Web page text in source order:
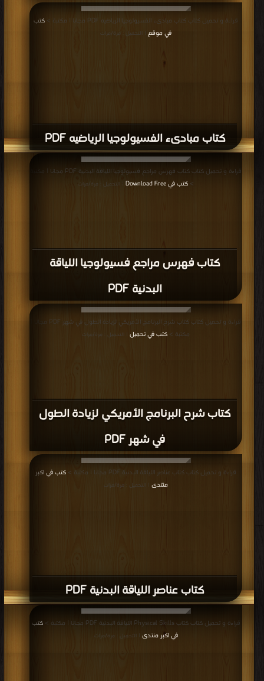
كتاب مبادىء الفسيولوجيا الرياضيه PDF
قراءة و تحميل كتاب كتاب مبادىء الفسيولوجيا الرياضيه PDF مجانا | مكتبة >
كتب
في موقع
| التحميل : مرة/مرات
كتاب فهرس مراجع فسيولوجيا اللياقة
البدنية PDF
قراءة و تحميل كتاب كتاب فهرس مراجع فسيولوجيا اللياقة البدنية PDF مجانا | مكتبة
> كتب في Download Free | التحميل : مرة/مرات
كتاب شرح البرنامج الأمريكي لزيادة الطول
في شهر PDF
قراءة و تحميل كتاب كتاب شرح البرنامج الأمريكي لزيادة الطول في شهر PDF مجانا |
مكتبة > كتب في تحميل | التحميل : مرة/مرات
كتاب عناصر اللياقة البدنية PDF
قراءة و تحميل كتاب كتاب عناصر اللياقة البدنية PDF مجانا | مكتبة >
كتب في اكبر
منتدى
| التحميل : مرة/مرات
قراءة و تحميل كتاب كتاب Physical Skills اللياقة البدنية PDF مجانا | مكتبة >
كتب
في اكبر منتدى
| التحميل : مرة/مرات